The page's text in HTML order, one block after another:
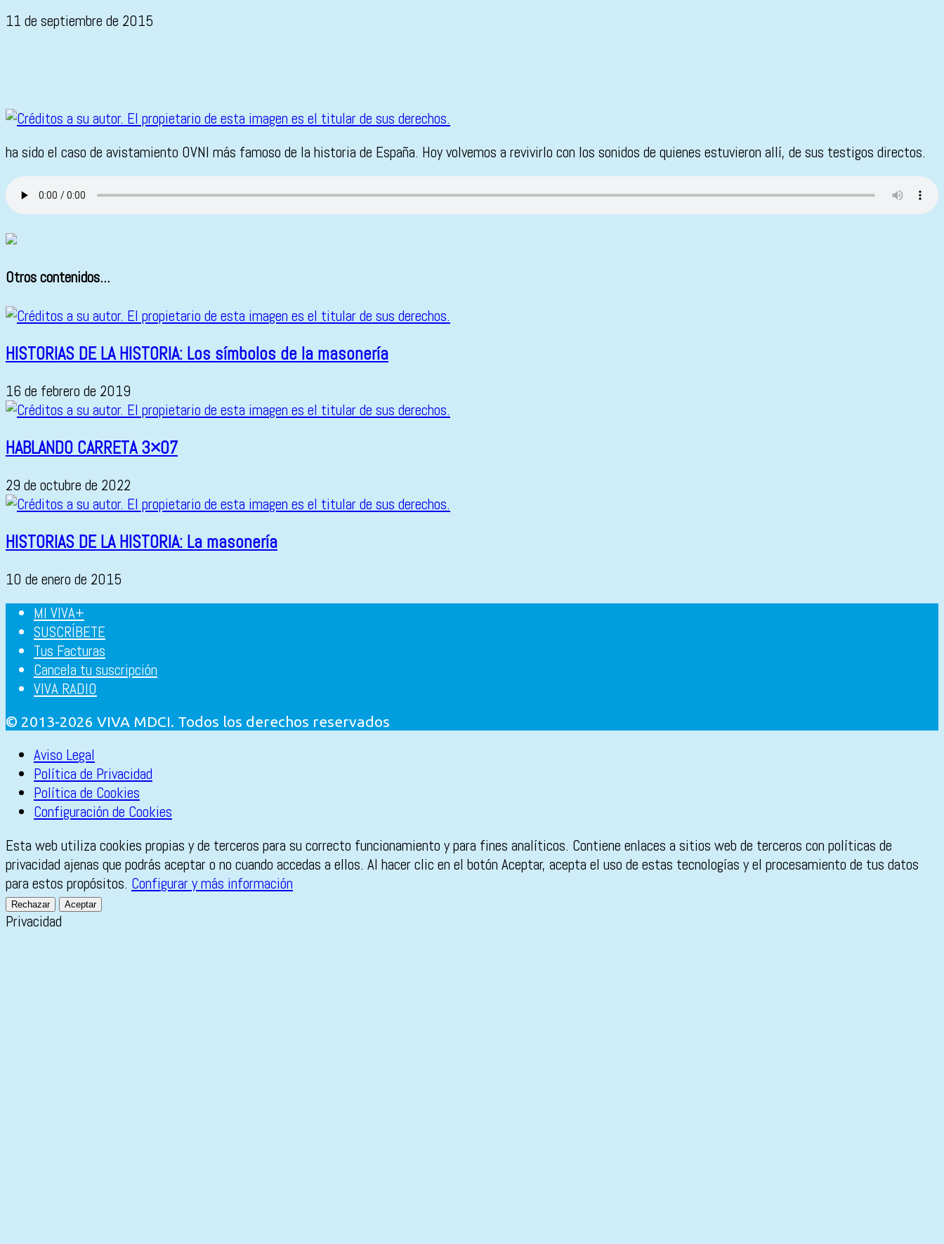
11 de septiembre de 2015
ha sido el caso de avistamiento OVNI más famoso de la historia de España. Hoy volvemos a revivirlo con los sonidos de quienes estuvieron allí, de sus testigos directos.
Otros contenidos...
HISTORIAS DE LA HISTORIA: Los símbolos de la masonería
16 de febrero de 2019
HABLANDO CARRETA 3×07
29 de octubre de 2022
HISTORIAS DE LA HISTORIA: La masonería
10 de enero de 2015
MI VIVA+
SUSCRÍBETE
Tus Facturas
Cancela tu suscripción
VIVA RADIO
© 2013-2026 VIVA MDCI. Todos los derechos reservados
Aviso Legal
Política de Privacidad
Política de Cookies
Configuración de Cookies
Esta web utiliza cookies propias y de terceros para su correcto funcionamiento y para fines analíticos. Contiene enlaces a sitios web de terceros con políticas de
privacidad ajenas que podrás aceptar o no cuando accedas a ellos. Al hacer clic en el botón Aceptar, acepta el uso de estas tecnologías y el procesamiento de tus datos
para estos propósitos. Configurar y más información
Rechazar Aceptar
Privacidad